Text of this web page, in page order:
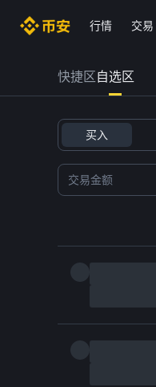
行情 交易
快捷区自选区
买入